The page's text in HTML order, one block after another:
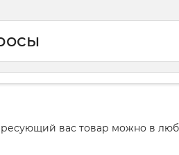
вас товар можно в